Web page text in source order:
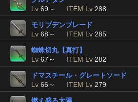
Lv 69～ ITEM Lv 288
モリブデンブレード
Lv 68～ ITEM Lv 285
蜘蛛切丸【真打】
Lv 67～ ITEM Lv 282
ドマスチール・グレートソード
Lv 66～ ITEM Lv 279